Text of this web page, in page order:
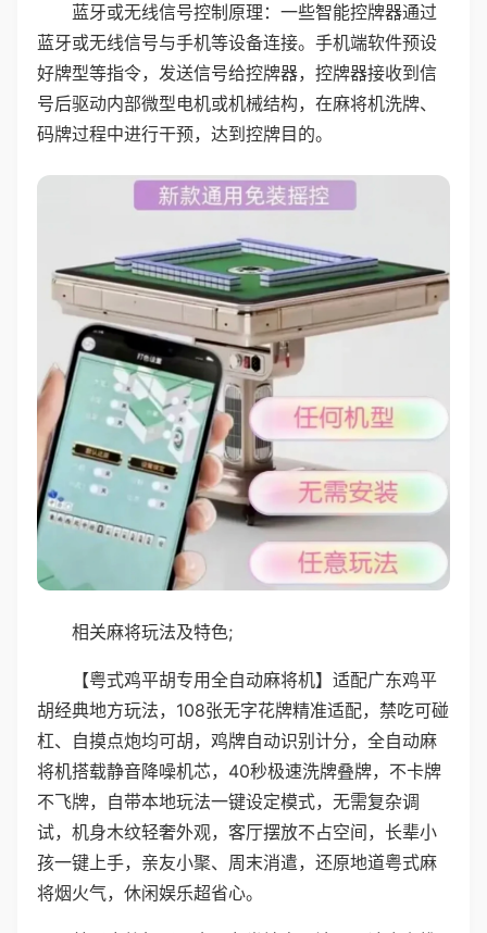
蓝牙或无线信号控制原理：一些智能控牌器通过
蓝牙或无线信号与手机等设备连接。手机端软件预设
好牌型等指令，发送信号给控牌器，控牌器接收到信
号后驱动内部微型电机或机械结构，在麻将机洗牌、
码牌过程中进行干预，达到控牌目的。
相关麻将玩法及特色;
【粤式鸡平胡专用全自动麻将机】适配广东鸡平
胡经典地方玩法，108张无字花牌精准适配，禁吃可碰
杠、自摸点炮均可胡，鸡牌自动识别计分，全自动麻
将机搭载静音降噪机芯，40秒极速洗牌叠牌，不卡牌
不飞牌，自带本地玩法一键设定模式，无需复杂调
试，机身木纹轻奢外观，客厅摆放不占空间，长辈小
孩一键上手，亲友小聚、周末消遣，还原地道粤式麻
将烟火气，休闲娱乐超省心。